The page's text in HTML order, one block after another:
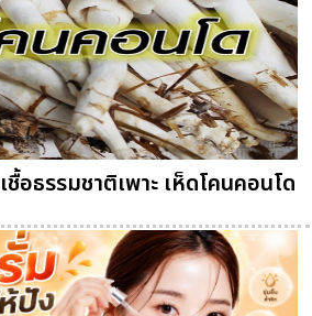
อธรรมชาติเพาะ เห็ดโคนคอนโด